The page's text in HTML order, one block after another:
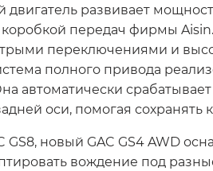
развивает
коробкой передач фирмы
переключениями и
полного привода
автоматически
оси, помогая
GS8, новый GAC GS4 AWD
вождение под